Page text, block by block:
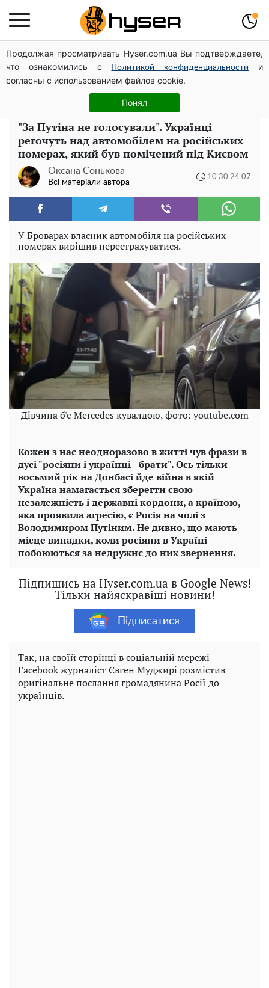
Продолжая просматривать Hyser.com.ua Вы подтверждаете,
что ознакомились с
Политикой конфиденциальности
и
согласны с использованием файлов cookie.
Понял
Олена Тополя злив відео – це далеко не все: фронтмен
"Антитіла" Тарас Тополя став наступним
Повністю гола Анна Трінчер блиснула "принадами":
таких розмірів ви ще не бачили
"За Путіна не голосували". Українці
регочуть над автомобілем на російських
номерах, який був помічений під Києвом
Оксана Сонькова
Всі матеріали автора
10:30 24.07
У Броварах власник автомобіля на російських
номерах вирішив перестрахуватися.
Дівчина б'є Mercedes кувалдою, фото: youtube.com
Кожен з нас неодноразово в житті чув фрази в
дусі "росіяни і українці - брати". Ось тільки
восьмий рік на Донбасі йде війна в якій
Україна намагається зберегти свою
незалежність і державні кордони, а країною,
яка проявила агресію, є Росія на чолі з
Володимиром Путіним. Не дивно, що мають
місце випадки, коли росіяни в Україні
побоюються за недружнє до них звернення.
Підпишись на Hyser.com.ua в Google News!
Тільки найяскравіші новини!
Підписатися
Так, на своїй сторінці в соціальній мережі
Facebook журналіст Євген Муджирі розмістив
оригінальне послання громадянина Росії до
українців.